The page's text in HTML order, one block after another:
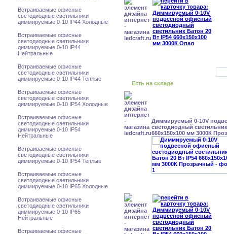
Встраиваемые офисные
светодиодные светильники
диммируемые 0-10 IP44 Холодные
Встраиваемые офисные
светодиодные светильники
диммируемые 0-10 IP44
Нейтральные
Встраиваемые офисные
светодиодные светильники
диммируемые 0-10 IP44 Теплые
Встраиваемые офисные
светодиодные светильники
диммируемые 0-10 IP54 Холодные
Встраиваемые офисные
светодиодные светильники
диммируемые 0-10 IP54
Нейтральные
Встраиваемые офисные
светодиодные светильники
диммируемые 0-10 IP54 Теплые
Встраиваемые офисные
светодиодные светильники
диммируемые 0-10 IP65 Холодные
Встраиваемые офисные
светодиодные светильники
диммируемые 0-10 IP65
Нейтральные
Встраиваемые офисные
Есть на складе
Диммируемый 0-10V
светодиодный
660x150x100 мм 3000К